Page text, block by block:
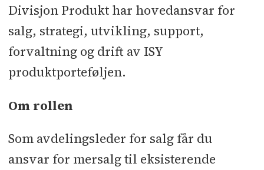
Divisjon Produkt har hovedansvar for
salg, strategi, utvikling, support,
forvaltning og drift av ISY
produktporteføljen.
Om rollen
Som avdelingsleder for salg får du
ansvar for mersalg til eksisterende